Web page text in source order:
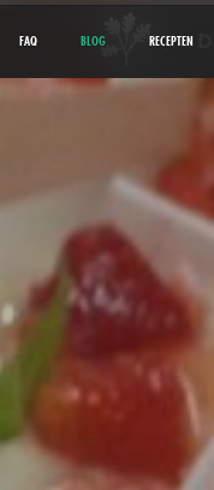
FAQ BLOG RECEPTEN